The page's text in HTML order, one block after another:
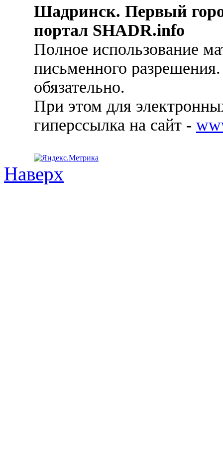
Шадринск. Первый
портал SHADR.info
Полное использование
письменного
обязательно.
При этом для
гиперссылка на сайт -
Наверх